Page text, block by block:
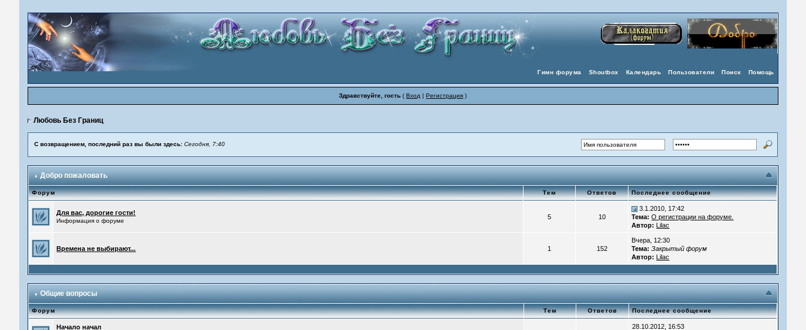
Помощь
Поиск
Пользователи
Календарь
Shoutbox
Гимн форума
Здравствуйте, гость (Вход |Регистрация )
Любовь Без Границ
С возвращением, последний раз вы были здесь:Сегодня, 7:40
Добро пожаловать
Форум Тем Ответов Последнее сообщение
Для вас, дорогие гости!
Информация о форуме
5 10
3.1.2010, 17:42
Тема: О регистрации на форуме.
Автор: Lilac
Времена не выбирают... 1 152
Вчера, 12:30
Тема: Закрытый форум
Автор: Lilac
Общие вопросы
Форум Тем Ответов Последнее сообщение
Начало начал
28.10.2012, 16:53